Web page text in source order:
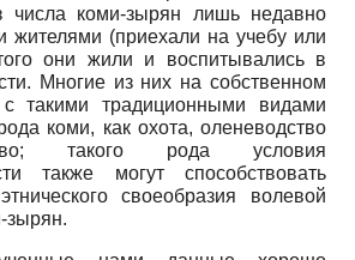
числа коми-зырян лишь недавно
жителями (приехали на учебу или
они жили и воспитывались в
Многие из них на собственном
такими традиционными видами
коми, как охота, оленеводство
такого рода условия
также могут способствовать
своеобразия волевой
зырян.